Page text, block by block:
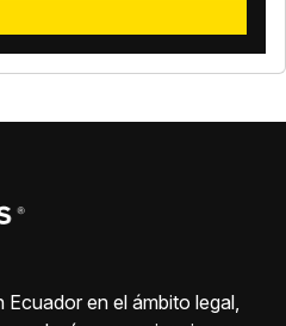
Ecuador en el ámbito legal,